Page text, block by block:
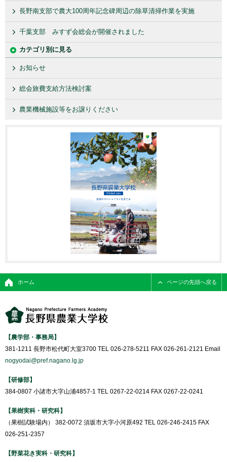
長野南支部で農大100周年記念碑周辺の除草清掃作業を実施
千葉支部 みすず会総会が開催されました
カテゴリ別に見る
お知らせ
総会旅費支給方法検討案
農業機械施設等をお譲りください
ホーム ページの先頭へ戻る
【農学部・事務局】
381-1211 長野市松代町大室3700 TEL 026-278-5211 FAX 026-261-2121 Email
nogyodai@pref.nagano.lg.jp
【研修部】
384-0807 小諸市大字山浦4857-1 TEL 0267-22-0214 FAX 0267-22-0241
【果樹実科・研究科】
（果樹試験場内） 382-0072 須坂市大字小河原492 TEL 026-246-2415 FAX
026-251-2357
【野菜花き実科・研究科】